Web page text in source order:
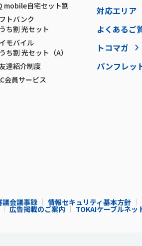
mobile自宅セット割
トバンク
ち割 光セット
モバイル
ち割 光セット（A）
達紹介制度
会員サービス
対応エリア
よくあるご
トコマガ
パンフレッ
議会議事録 情報セキュリティ基本方針
広告掲載のご案内 TOKAIケーブルネッ